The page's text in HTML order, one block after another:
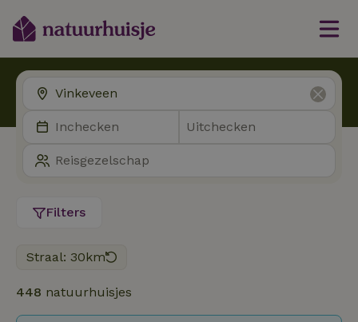
Filters
Straal: 30km
448 natuurhuisjes